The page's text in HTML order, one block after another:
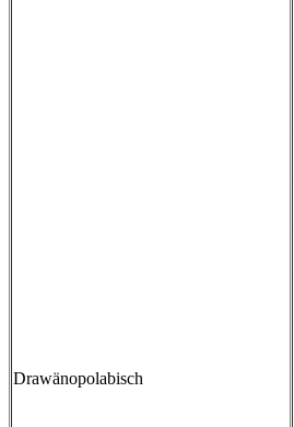
Drawänopolabisch